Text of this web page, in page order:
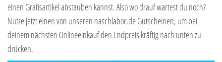
einen Gratisartikel abstauben kannst. Also wo drauf wartest du noch?
Nutze jetzt einen von unseren naschlabor.de Gutscheinen, um bei
deinem nächsten Onlineeinkauf den Endpreis kräftig nach unten zu
drücken.